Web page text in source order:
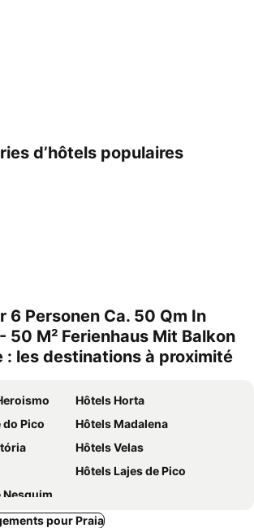
d’hôtels populaires
6 Personen Ca. 50 Qm In
50 M² Ferienhaus Mit Balkon
: les destinations à proximité
Hôtels Horta
do Pico
Hôtels Madalena
Hôtels Velas
Hôtels Lajes de Pico
Nesquim
pour Praia